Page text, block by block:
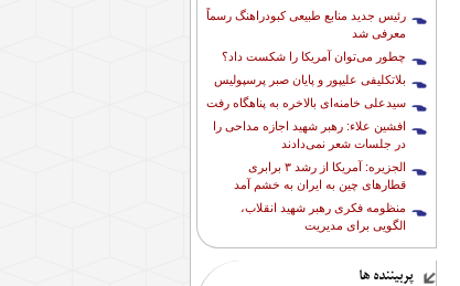
رئیس جدید منابع طبیعی کبودراهنگ رسماً
معرفی شد
چطور می‌توان آمریکا را شکست داد؟
بلاتکلیفی علیپور و پایان صبر پرسپولیس
سیدعلی خامنه‌ای بالاخره به پناهگاه رفت
افشین علاء: رهبر شهید اجازه مداحی را
در جلسات شعر نمی‌دادند
الجزیره: آمریکا از رشد ۳ برابری
قطارهای چین به ایران به خشم آمد
منظومه فکری رهبر شهید انقلاب،
الگویی برای مدیریت
پربیننده ها